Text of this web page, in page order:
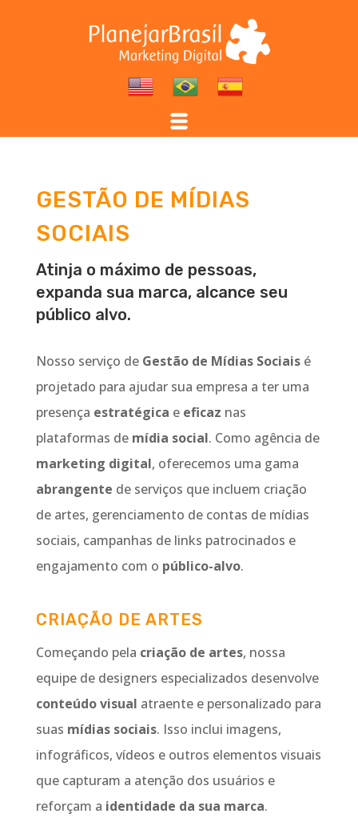
GESTÃO DE MÍDIAS
SOCIAIS
Atinja o máximo de pessoas,
expanda sua marca, alcance seu
público alvo.
Nosso serviço de Gestão de Mídias Sociaisé
projetado para ajudar sua empresa a ter uma
presença estratégica e eficaz nas
plataformas de mídia social. Como agência de
marketing digital, oferecemos uma gama
abrangente de serviços que incluem criação
de artes, gerenciamento de contas de mídias
sociais, campanhas de links patrocinados e
engajamento com o público-alvo.
CRIAÇÃO DE ARTES
Começando pela criação de artes, nossa
equipe de designers especializados desenvolve
conteúdo visual atraente e personalizado para
suas mídias sociais. Isso inclui imagens,
infográficos, vídeos e outros elementos visuais
que capturam a atenção dos usuários e
reforçam a identidade da sua marca.